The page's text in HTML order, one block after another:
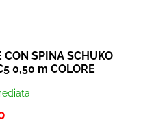
SPINA SCHUKO
0,50 m COLORE